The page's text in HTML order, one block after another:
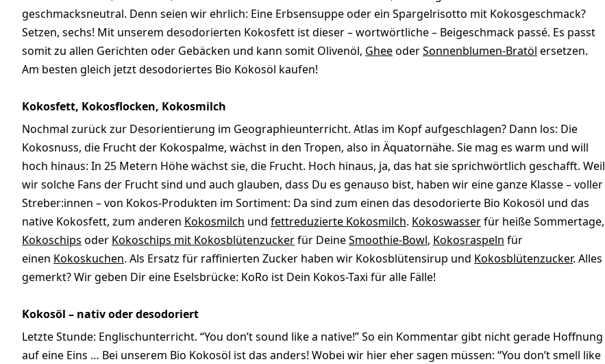
geschmacksneutral. Denn seien wir ehrlich: Eine Erbsensuppe oder ein Spargelrisotto mit Kokosgeschmack?
Setzen, sechs! Mit unserem desodorierten Kokosfett ist dieser – wortwörtliche – Beigeschmack passé. Es passt
somit zu allen Gerichten oder Gebäcken und kann somit Olivenöl, GheeoderSonnenblumen-Bratöl ersetzen.
Am besten gleich jetzt desodoriertes Bio Kokosöl kaufen!
Kokosfett, Kokosflocken, Kokosmilch
Nochmal zurück zur Desorientierung im Geographieunterricht. Atlas im Kopf aufgeschlagen? Dann los: Die
Kokosnuss, die Frucht der Kokospalme, wächst in den Tropen, also in Äquatornähe. Sie mag es warm und will
hoch hinaus: In 25 Metern Höhe wächst sie, die Frucht. Hoch hinaus, ja, das hat sie sprichwörtlich geschafft. Weil
wir solche Fans der Frucht sind und auch glauben, dass Du es genauso bist, haben wir eine ganze Klasse – voller
Streber:innen – von Kokos-Produkten im Sortiment: Da sind zum einen das desodorierte Bio Kokosöl und das
native Kokosfett, zum anderen Kokosmilch und fettreduzierte Kokosmilch. Kokoswasserfür heiße Sommertage,
Kokoschips oder Kokoschips mit Kokosblütenzuckerfür DeineSmoothie-Bowl, Kokosraspeln für
einen Kokoskuchen. Als Ersatz für raffinierten Zucker haben wir Kokosblütensirup und Kokosblütenzucker. Alles
gemerkt? Wir geben Dir eine Eselsbrücke: KoRo ist Dein Kokos-Taxi für alle Fälle!
Kokosöl – nativ oder desodoriert
Letzte Stunde: Englischunterricht. “You don’t sound like a native!” So ein Kommentar gibt nicht gerade Hoffnung
auf eine Eins … Bei unserem Bio Kokosöl ist das anders! Wobei wir hier eher sagen müssen: “You don’t smell like